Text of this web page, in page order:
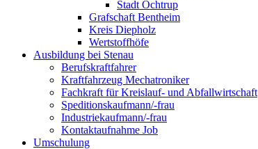
Stadt Ochtrup
Grafschaft Bentheim
Kreis Diepholz
Wertstoffhöfe
Ausbildung bei Stenau
Berufskraftfahrer
Kraftfahrzeug Mechatroniker
Fachkraft für Kreislauf- und Abfallwirtschaft
Speditionskaufmann/-frau
Industriekaufmann/-frau
Kontaktaufnahme Job
Umschulung